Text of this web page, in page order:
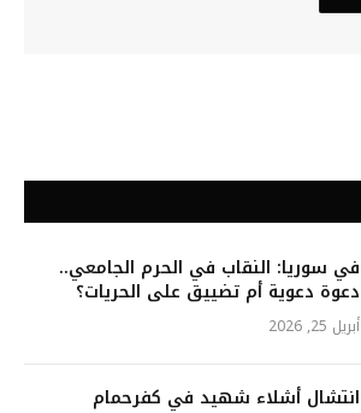
في سوريا: النقاب في الحرم الجامعي..
دعوة دعوية أم تضييق على الحريات؟
أبريل 25, 2026
انتشال أشلاء شهيد في كفرحمام